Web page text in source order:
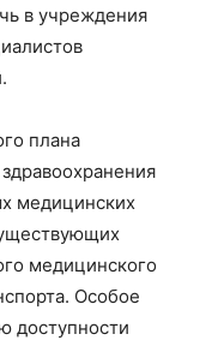
в учреждения
плана
медицинских
медицинского
Особое
доступности